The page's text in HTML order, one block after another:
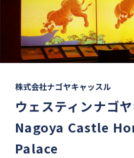
株式会社ナゴヤキャッスル
ウェスティンナゴ
Nagoya Castle
Palace